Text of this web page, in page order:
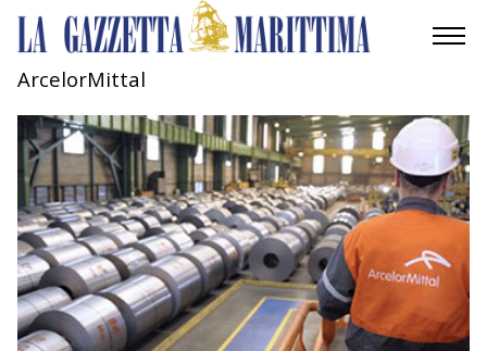
MOBILITÀ
INDUSTRIA
RICERCA
ECONOMIA
ArcelorMittal